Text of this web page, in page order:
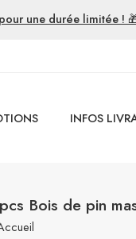
une durée limitée !
INFOS
Bois de pin